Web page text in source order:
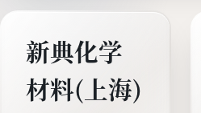
新典化学
材料(上海)